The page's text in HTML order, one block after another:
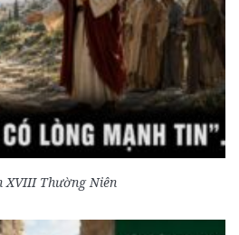
XVIII Thường Niên